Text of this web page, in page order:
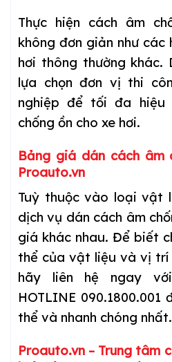
Thực hiện cách âm
không đơn giản như các
hơi thông thường khác.
lựa chọn đơn vị thi
nghiệp để tối đa hiệu
chống ồn cho xe hơi.
Bảng giá dán cách âm
Proauto.vn
Tuỳ thuộc vào loại vật
dịch vụ dán cách âm
giá khác nhau. Để biết
thể của vật liệu và vị trí
hãy liên hệ ngay
HOTLINE
thể và nhanh chóng nhất.
Proauto.vn – Trung tâm